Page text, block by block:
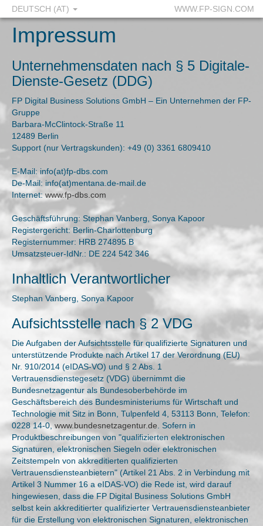
DEUTSCH (AT) WWW.FP-SIGN.COM
Impressum
Unternehmensdaten nach § 5 Digitale-
Dienste-Gesetz (DDG)
FP Digital Business Solutions GmbH – Ein Unternehmen der FP-
Gruppe
Barbara-McClintock-Straße 11
12489 Berlin
Support (nur Vertragskunden): +49 (0) 3361 6809410
E-Mail: info(at)fp-dbs.com
De-Mail: info(at)mentana.de-mail.de
Internet:www.fp-dbs.com
Geschäftsführung: Stephan Vanberg, Sonya Kapoor
Registergericht: Berlin-Charlottenburg
Registernummer: HRB 274895 B
Umsatzsteuer-IdNr.: DE 224 542 346
Inhaltlich Verantwortlicher
Stephan Vanberg, Sonya Kapoor
Aufsichtsstelle nach § 2 VDG
Die Aufgaben der Aufsichtsstelle für qualifizierte Signaturen und
unterstützende Produkte nach Artikel 17 der Verordnung (EU)
Nr. 910/2014 (eIDAS-VO) und § 2 Abs. 1
Vertrauensdienstegesetz (VDG) übernimmt die
Bundesnetzagentur als Bundesoberbehörde im
Geschäftsbereich des Bundesministeriums für Wirtschaft und
Technologie mit Sitz in Bonn, Tulpenfeld 4, 53113 Bonn, Telefon:
0228 14-0,www.bundesnetzagentur.de . Sofern in
Produktbeschreibungen von "qualifizierten elektronischen
Signaturen, elektronischen Siegeln oder elektronischen
Zeitstempeln von akkreditierten qualifizierten
Vertrauensdiensteanbietern" (Artikel 21 Abs. 2 in Verbindung mit
Artikel 3 Nummer 16 a eIDAS-VO) die Rede ist, wird darauf
hingewiesen, dass die FP Digital Business Solutions GmbH
selbst kein akkreditierter qualifizierter Vertrauensdiensteanbieter
für die Erstellung von elektronischen Signaturen, elektronischen